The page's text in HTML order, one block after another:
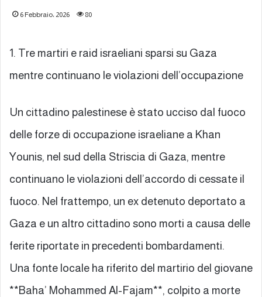
6 Febbraio، 2026 80
1. Tre martiri e raid israeliani sparsi su Gaza
mentre continuano le violazioni dell’occupazione
Un cittadino palestinese è stato ucciso dal fuoco
delle forze di occupazione israeliane a Khan
Younis, nel sud della Striscia di Gaza, mentre
continuano le violazioni dell’accordo di cessate il
fuoco. Nel frattempo, un ex detenuto deportato a
Gaza e un altro cittadino sono morti a causa delle
ferite riportate in precedenti bombardamenti.
Una fonte locale ha riferito del martirio del giovane
**Baha’ Mohammed Al-Fajam**, colpito a morte